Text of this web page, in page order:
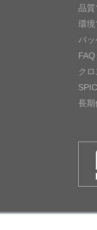
品質
環境
パ
FAQ
ク
長